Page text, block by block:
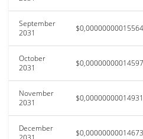
September
2031
October
2031
November
2031
December